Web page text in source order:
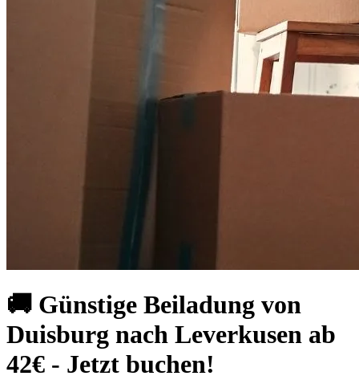
🚚 Günstige Beiladung von
Duisburg nach Leverkusen ab
42€ - Jetzt buchen!